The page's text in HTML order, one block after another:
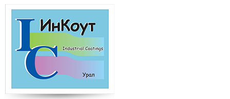
Перейти к основному содержанию